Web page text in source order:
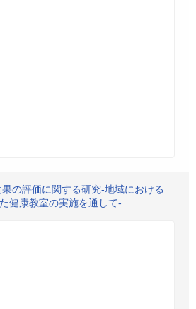
の評価に関する研究-地域における
健康教室の実施を通して-